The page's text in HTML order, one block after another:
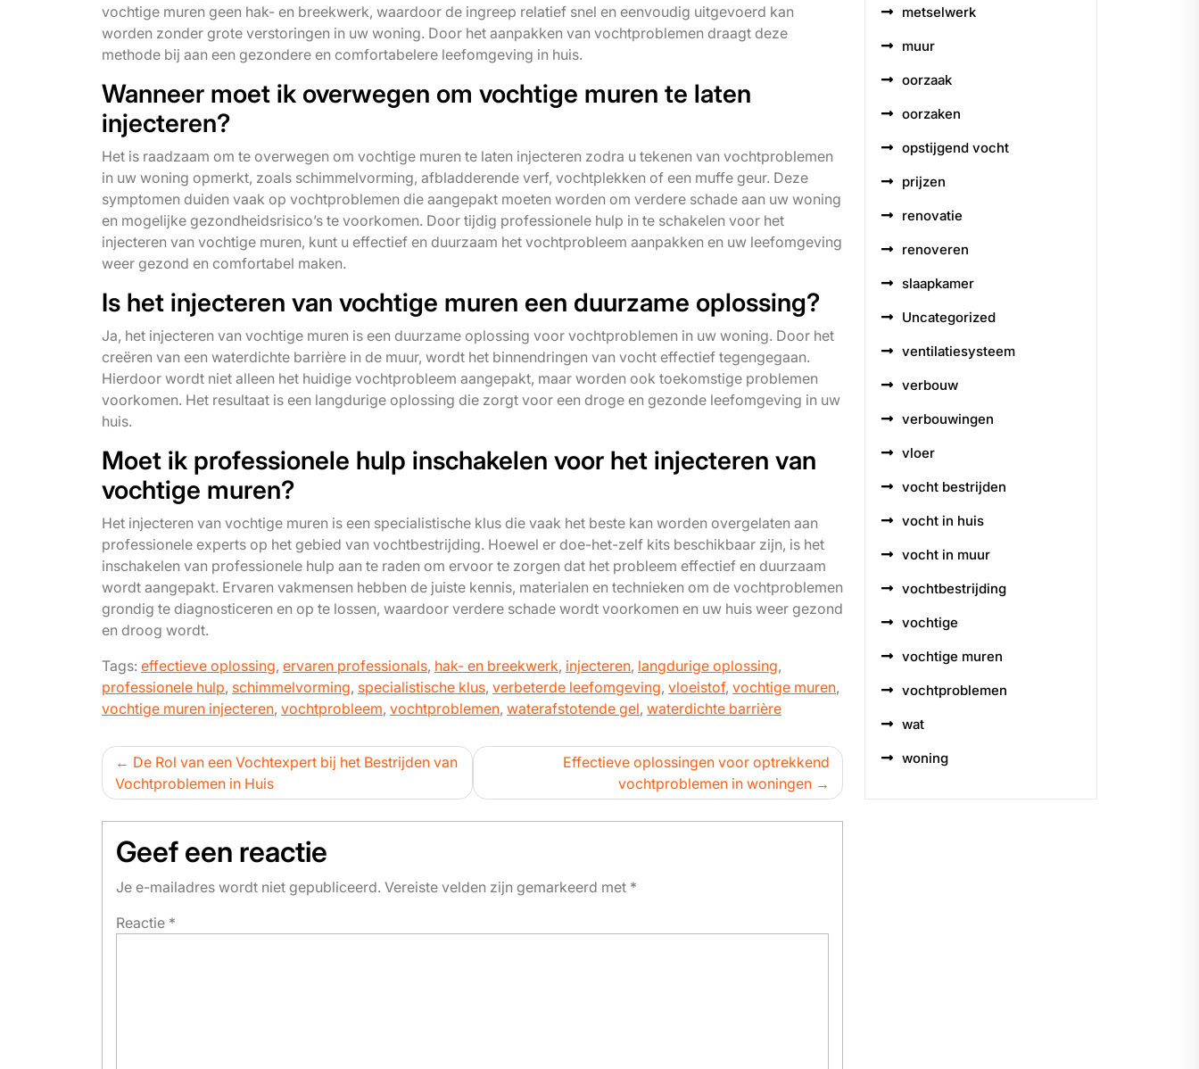
vochtige muren geen hak- en breekwerk, waardoor de ingreep relatief snel en eenvoudig uitgevoerd kan
worden zonder grote verstoringen in uw woning. Door het aanpakken van vochtproblemen draagt deze
methode bij aan een gezondere en comfortabelere leefomgeving in huis.
Wanneer moet ik overwegen om vochtige muren te laten
injecteren?
Het is raadzaam om te overwegen om vochtige muren te laten injecteren zodra u tekenen van vochtproblemen
in uw woning opmerkt, zoals schimmelvorming, afbladderende verf, vochtplekken of een muffe geur. Deze
symptomen duiden vaak op vochtproblemen die aangepakt moeten worden om verdere schade aan uw woning
en mogelijke gezondheidsrisico’s te voorkomen. Door tijdig professionele hulp in te schakelen voor het
injecteren van vochtige muren, kunt u effectief en duurzaam het vochtprobleem aanpakken en uw leefomgeving
weer gezond en comfortabel maken.
Is het injecteren van vochtige muren een duurzame oplossing?
Ja, het injecteren van vochtige muren is een duurzame oplossing voor vochtproblemen in uw woning. Door het
creëren van een waterdichte barrière in de muur, wordt het binnendringen van vocht effectief tegengegaan.
Hierdoor wordt niet alleen het huidige vochtprobleem aangepakt, maar worden ook toekomstige problemen
voorkomen. Het resultaat is een langdurige oplossing die zorgt voor een droge en gezonde leefomgeving in uw
huis.
Moet ik professionele hulp inschakelen voor het injecteren van
vochtige muren?
Het injecteren van vochtige muren is een specialistische klus die vaak het beste kan worden overgelaten aan
professionele experts op het gebied van vochtbestrijding. Hoewel er doe-het-zelf kits beschikbaar zijn, is het
inschakelen van professionele hulp aan te raden om ervoor te zorgen dat het probleem effectief en duurzaam
wordt aangepakt. Ervaren vakmensen hebben de juiste kennis, materialen en technieken om de vochtproblemen
grondig te diagnosticeren en op te lossen, waardoor verdere schade wordt voorkomen en uw huis weer gezond
en droog wordt.
Tags: effectieve oplossing, ervaren professionals, hak- en breekwerk, injecteren, langdurige oplossing,
professionele hulp, schimmelvorming, specialistische klus, verbeterde leefomgeving, vloeistof, vochtige muren,
vochtige muren injecteren, vochtprobleem, vochtproblemen, waterafstotende gel, waterdichte barrière
Bericht
navigatie
De Rol van een Vochtexpert bij het Bestrijden van
Vochtproblemen in Huis
Effectieve oplossingen voor optrekkend
vochtproblemen in woningen
Geef een reactie
Je e-mailadres wordt niet gepubliceerd. Vereiste velden zijn gemarkeerd met *
Reactie *
metselwerk
muur
oorzaak
oorzaken
opstijgend vocht
prijzen
renovatie
renoveren
slaapkamer
Uncategorized
ventilatiesysteem
verbouw
verbouwingen
vloer
vocht bestrijden
vocht in huis
vocht in muur
vochtbestrijding
vochtige
vochtige muren
vochtproblemen
wat
woning